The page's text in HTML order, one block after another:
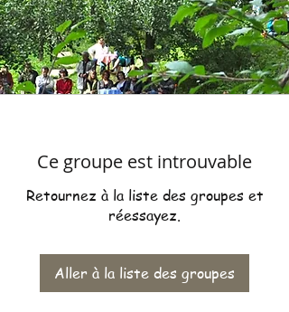
Ce groupe est introuvable
Retournez à la liste des groupes et
réessayez.
Aller à la liste des groupes